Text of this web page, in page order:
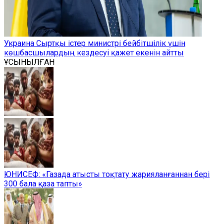
Украина Сыртқы істер министрі бейбітшілік үшін
көшбасшылардың кездесуі қажет екенін айтты
ҰСЫНЫЛҒАН
ЮНИСЕФ: «Газада атысты тоқтату жарияланғаннан бері
300 бала қаза тапты»